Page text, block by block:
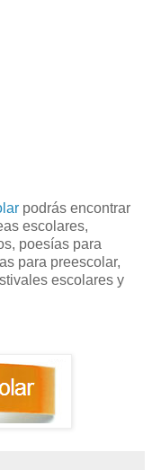
podrás encontrar
escolares,
poesías para
para preescolar,
escolares y